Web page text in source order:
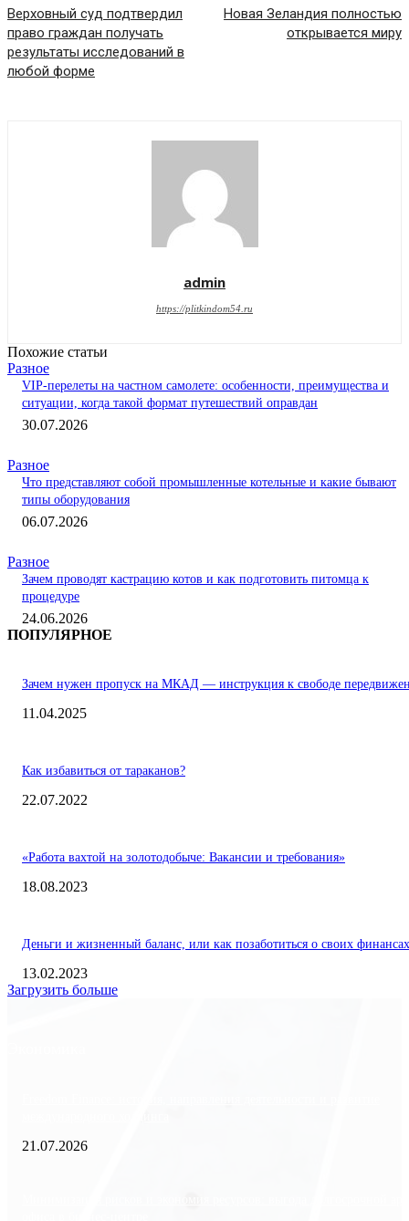
Верховный суд подтвердил
право граждан получать
результаты исследований в
любой форме
Новая Зеландия полностью
открывается миру
admin
https://plitkindom54.ru
Похожие статьи
Разное
VIP-перелеты на частном самолете: особенности, преимущества и
ситуации, когда такой формат путешествий оправдан
30.07.2026
Разное
Что представляют собой промышленные котельные и какие бывают
типы оборудования
06.07.2026
Разное
Зачем проводят кастрацию котов и как подготовить питомца к
процедуре
24.06.2026
ПОПУЛЯРНОЕ
Зачем нужен пропуск на МКАД — инструкция к свободе
11.04.2025
Как избавиться от тараканов?
22.07.2022
«Работа вахтой на золотодобыче: Вакансии и требования»
18.08.2023
Деньги и жизненный баланс, или как позаботиться о своих финансах
13.02.2023
Загрузить больше
21.07.2026